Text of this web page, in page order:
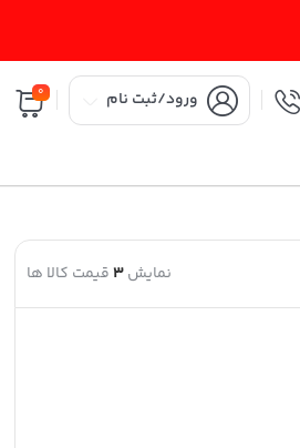
ورود/ثبت نام 0
نمایش3 قیمت کالا ها